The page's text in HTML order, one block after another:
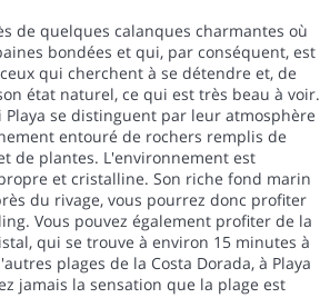
de quelques calanques charmantes où
bondées et qui, par conséquent, est
qui cherchent à se détendre et, de
état naturel, ce qui est très beau à voir.
Playa se distinguent par leur atmosphère
entouré de rochers remplis de
de plantes. L'environnement est
et cristalline. Son riche fond marin
du rivage, vous pourrez donc profiter
Vous pouvez également profiter de la
qui se trouve à environ 15 minutes à
plages de la Costa Dorada, à Playa
jamais la sensation que la plage est